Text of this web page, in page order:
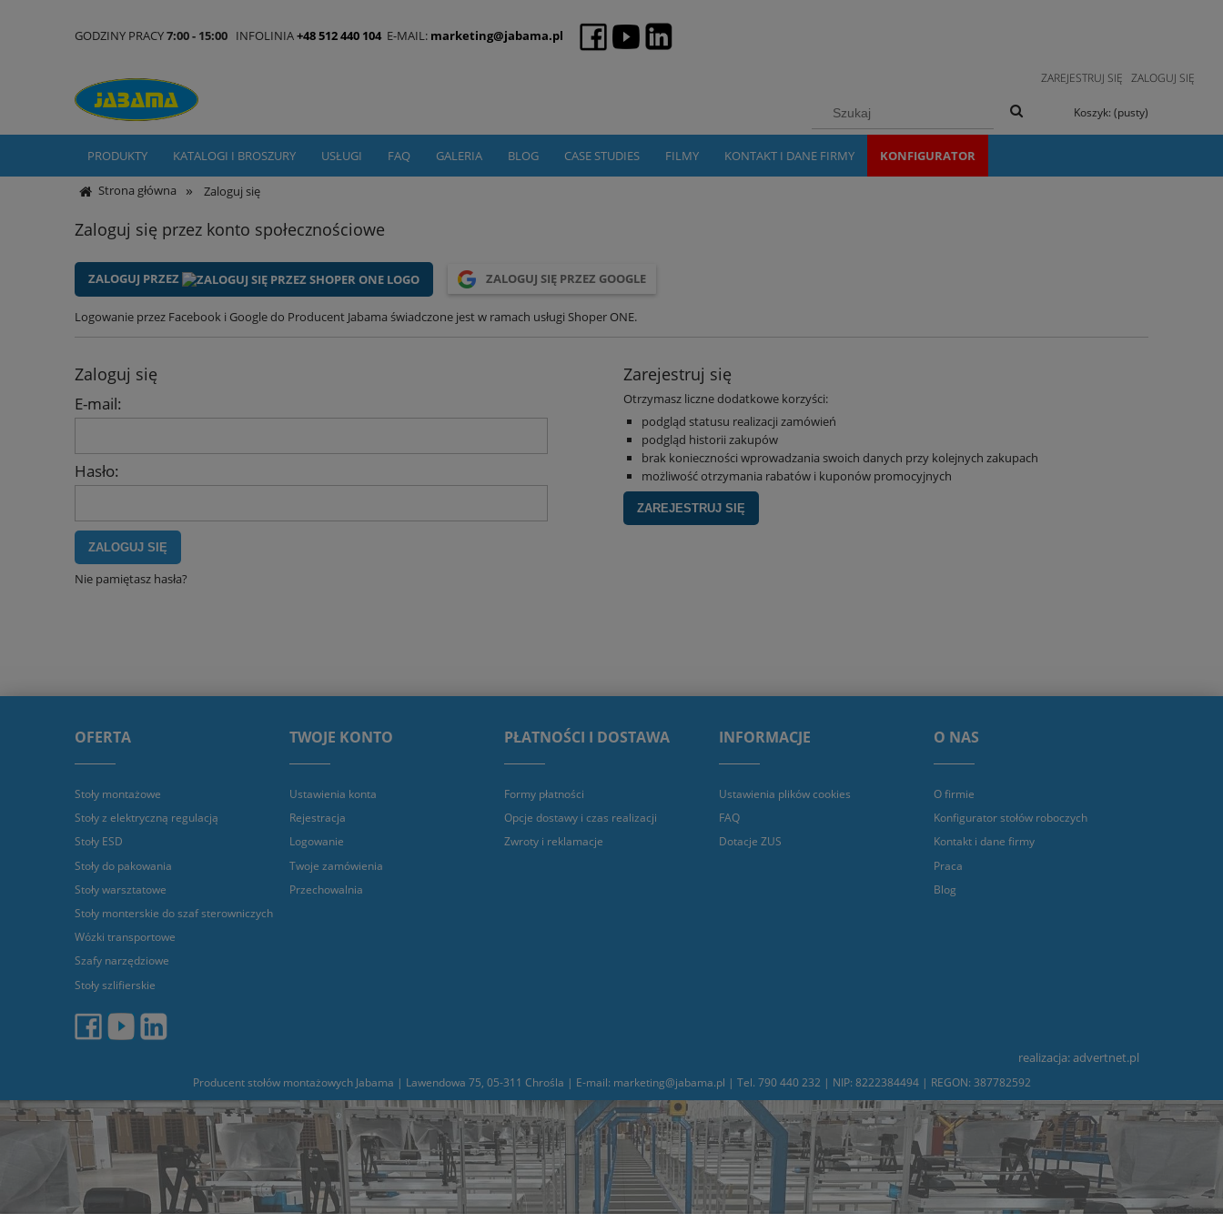
GODZINY PRACY7:00 - 15:00 INFOLINIA+48 512 440 104 E-MAIL: marketing@jabama.pl
ZAREJESTRUJ SIĘ ZALOGUJ SIĘ
Koszyk: (pusty)
PRODUKTY KATALOGI I BROSZURY USŁUGI FAQ GALERIA BLOG CASE STUDIES FILMY KONTAKT I DANE FIRMY KONFIGURATOR
Strona główna » Zaloguj się
Zaloguj się przez konto społecznościowe
ZALOGUJ PRZEZ ZALOGUJ SIĘ PRZEZ GOOGLE
Logowanie przez Facebook i Google do Producent Jabama świadczone jest w ramach usługi Shoper ONE.
Zaloguj się
E-mail:
Hasło:
ZALOGUJ SIĘ
Nie pamiętasz hasła?
Zarejestruj się
Otrzymasz liczne dodatkowe korzyści:
podgląd statusu realizacji zamówień
podgląd historii zakupów
brak konieczności wprowadzania swoich danych przy kolejnych zakupach
możliwość otrzymania rabatów i kuponów promocyjnych
ZAREJESTRUJ SIĘ
OFERTA
Stoły montażowe
Stoły z elektryczną regulacją
Stoły ESD
Stoły do pakowania
Stoły warsztatowe
Stoły monterskie do szaf sterowniczych
Wózki transportowe
Szafy narzędziowe
Stoły szlifierskie
TWOJE KONTO
Ustawienia konta
Rejestracja
Logowanie
Twoje zamówienia
Przechowalnia
PŁATNOŚCI I DOSTAWA
Formy płatności
Opcje dostawy i czas realizacji
Zwroty i reklamacje
INFORMACJE
Ustawienia plików cookies
FAQ
Dotacje ZUS
O NAS
O firmie
Konfigurator stołów roboczych
Kontakt i dane firmy
Praca
Blog
realizacja:advertnet.pl
Producent stołów montażowych Jabama | Lawendowa 75, 05-311 Chrośla | E-mail: marketing@jabama.pl | Tel. 790 440 232 | NIP: 8222384494 | REGON: 387782592